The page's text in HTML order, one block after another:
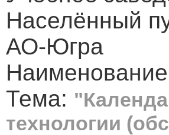
Населённый
АО-Югра
Тема:
технологии